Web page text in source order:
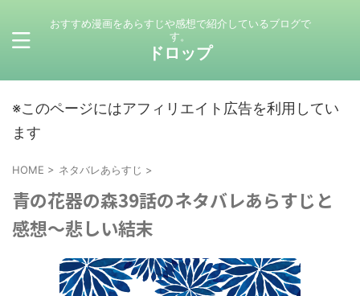
おすすめ漫画をあらすじや感想で紹介しているブログで
す。
ドロップ
※このページにはアフィリエイト広告を利用してい
ます
HOME > ネタバレあらすじ >
青の花器の森39話のネタバレあらすじと
感想～悲しい結末